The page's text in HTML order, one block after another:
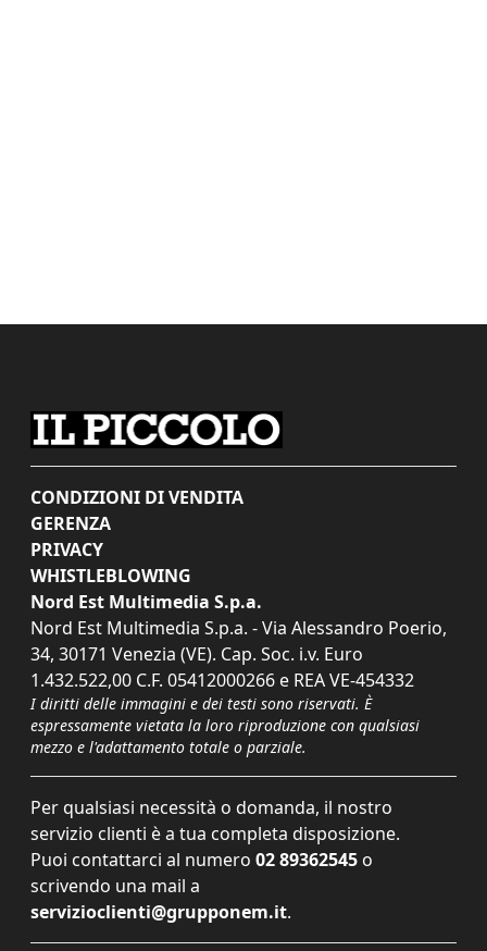
CONDIZIONI DI VENDITA
GERENZA
PRIVACY
WHISTLEBLOWING
Nord Est Multimedia S.p.a.
Nord Est Multimedia S.p.a. - Via Alessandro Poerio,
34, 30171 Venezia (VE). Cap. Soc. i.v. Euro
1.432.522,00 C.F. 05412000266 e REA VE-454332
I diritti delle immagini e dei testi sono riservati. È
espressamente vietata la loro riproduzione con qualsiasi
mezzo e l'adattamento totale o parziale.
Per qualsiasi necessità o domanda, il nostro
servizio clienti è a tua completa disposizione.
Puoi contattarci al numero 02 89362545 o
scrivendo una mail a
servizioclienti@grupponem.it.